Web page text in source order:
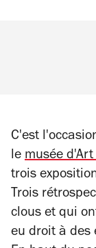
C'est
le musée
trois
Trois
clous et qui
eu droit à des